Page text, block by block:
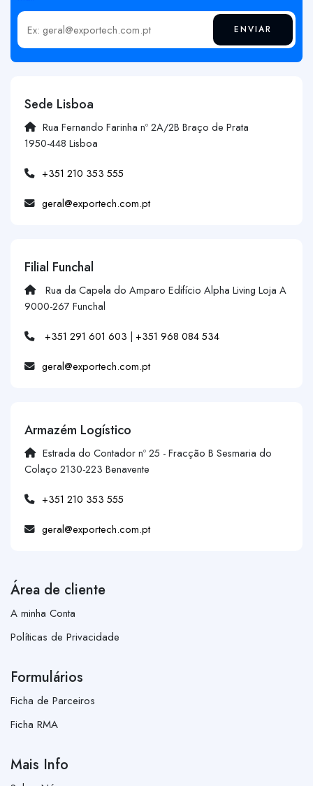
Insira o seu email ENVIAR
Sede Lisboa
Rua Fernando Farinha nº 2A/2B Braço de Prata
1950-448 Lisboa
+351 210 353 555
geral@exportech.com.pt
Filial Funchal
Rua da Capela do Amparo Edifício Alpha Living Loja A
9000-267 Funchal
+351 291 601 603 | +351 968 084 534
geral@exportech.com.pt
Armazém Logístico
Estrada do Contador nº 25 - Fracção B Sesmaria do
Colaço 2130-223 Benavente
+351 210 353 555
geral@exportech.com.pt
Área de cliente
A minha Conta
Políticas de Privacidade
Formulários
Ficha de Parceiros
Ficha RMA
Mais Info